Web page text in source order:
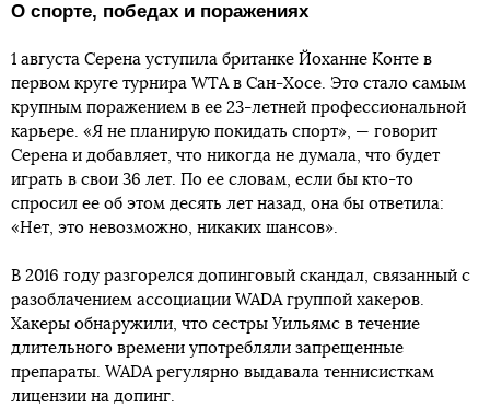
О спорте, победах и поражениях
1 августа Серена уступила британке Йоханне Конте в
первом круге турнира WTA в Сан-Хосе. Это стало самым
крупным поражением в ее 23-летней профессиональной
карьере. «Я не планирую покидать спорт», — говорит
Серена и добавляет, что никогда не думала, что будет
играть в свои 36 лет. По ее словам, если бы кто-то
спросил ее об этом десять лет назад, она бы ответила:
«Нет, это невозможно, никаких шансов».
В 2016 году разгорелся допинговый скандал, связанный с
разоблачением ассоциации WADA группой хакеров.
Хакеры обнаружили, что сестры Уильямс в течение
длительного времени употребляли запрещенные
препараты. WADA регулярно выдавала теннисисткам
лицензии на допинг.